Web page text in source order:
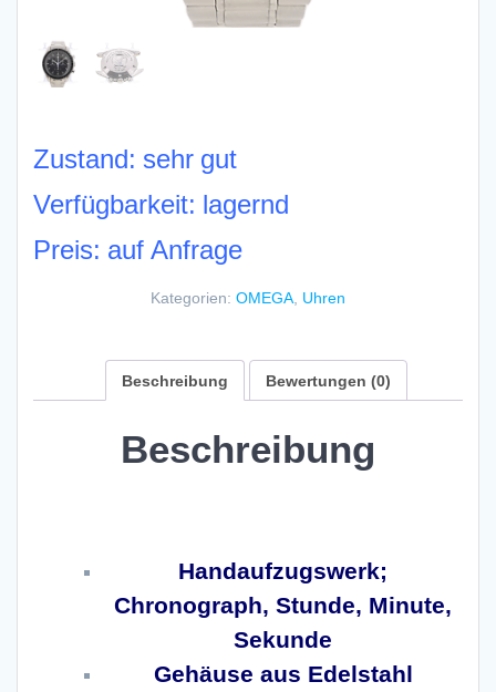
Zustand: sehr gut
Verfügbarkeit: lagernd
Preis: auf Anfrage
Kategorien: OMEGA Uhren
Beschreibung Bewertungen (0)
Beschreibung
Handaufzugswerk;
Chronograph, Stunde, Minute,
Sekunde
Gehäuse aus Edelstahl